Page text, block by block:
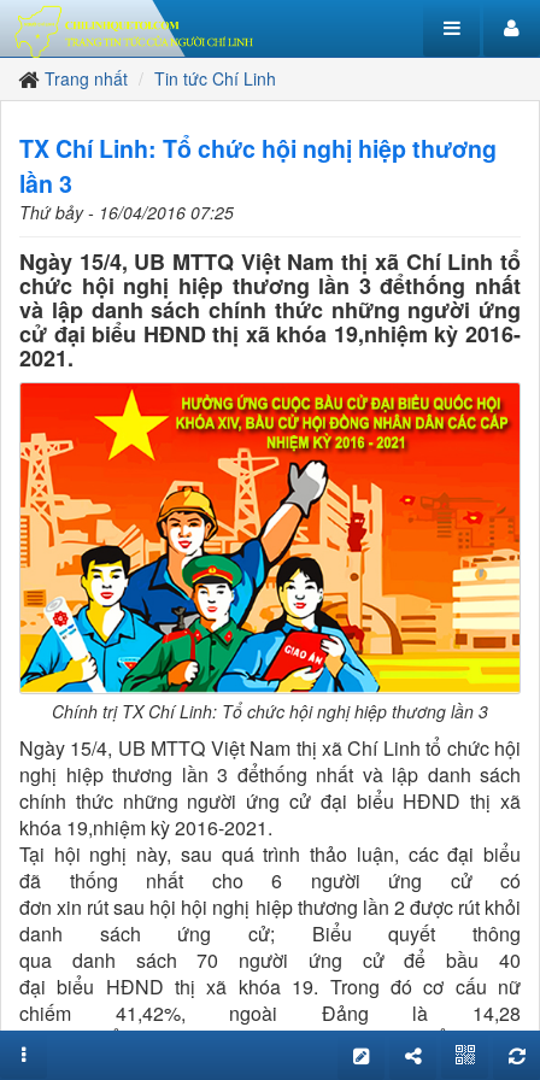
Trang nhất Tin tức Chí Linh
TX Chí Linh: Tổ chức hội nghị hiệp thương
lần 3
Thứ bảy - 16/04/2016 07:25
Ngày 15/4, UB MTTQ Việt Nam thị xã Chí Linh tổ
chức hội nghị hiệp thương lần 3 đểthống nhất
và lập danh sách chính thức những người ứng
cử đại biểu HĐND thị xã khóa 19,nhiệm kỳ 2016-
2021.
Chính trị TX Chí Linh: Tổ chức hội nghị hiệp thương lần 3
Ngày 15/4, UB MTTQ Việt Nam thị xã Chí Linh tổ chức hội
nghị hiệp thương lần 3 đểthống nhất và lập danh sách
chính thức những người ứng cử đại biểu HĐND thị xã
khóa 19,nhiệm kỳ 2016-2021.
Tại hội nghị này, sau quá trình thảo luận, các đại biểu
đã thống nhất cho 6 người ứng cử có
đơn xin rút sau hội hội nghị hiệp thương lần 2 được rút khỏi
danh sách ứng cử; Biểu quyết thông
qua danh sách 70 người ứng cử để bầu 40
đại biểu HĐND thị xã khóa 19. Trong đó cơ cấu nữ
chiếm 41,42%, ngoài Đảng là 14,28
%, tuổi trẻ dưới 35 tuổi là
20%, dân tộc thiểu số chiếm 2,85%. Sau hiệp thương, UB